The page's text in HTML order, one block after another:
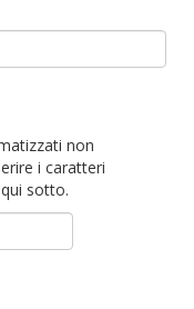
non
i caratteri
sotto.